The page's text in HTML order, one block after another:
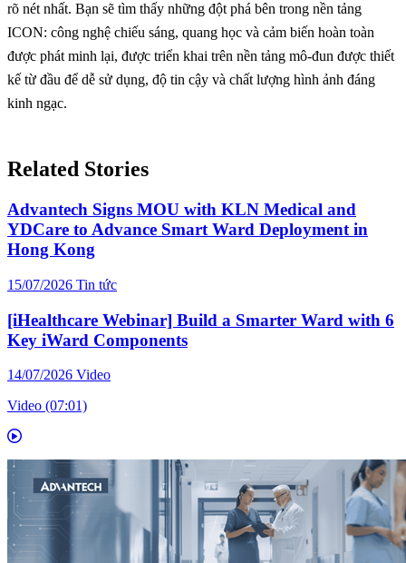
rõ nét nhất. Bạn sẽ tìm thấy những đột phá bên trong nền tảng
ICON: công nghệ chiếu sáng, quang học và cảm biến hoàn toàn
được phát minh lại, được triển khai trên nền tảng mô-đun được thiết
kế từ đầu để dễ sử dụng, độ tin cậy và chất lượng hình ảnh đáng
kinh ngạc.
Related Stories
Advantech Signs MOU with KLN Medical and
YDCare to Advance Smart Ward Deployment in
Hong Kong
15/07/2026 Tin tức
[iHealthcare Webinar] Build a Smarter Ward with 6
Key iWard Components
14/07/2026 Video
Video (07:01)